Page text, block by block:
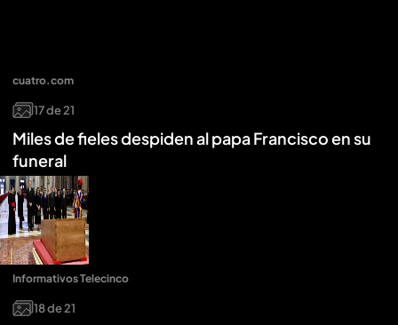
17de21
Miles de fieles despiden al papa Francisco en su
funeral
cuatro.com
18de21
Informativos Telecinco